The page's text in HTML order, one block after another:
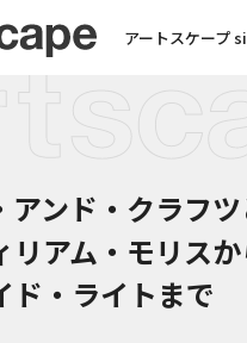
アートスケープ
アンド・クラフ
アム・モリスか
ド・ライトまで